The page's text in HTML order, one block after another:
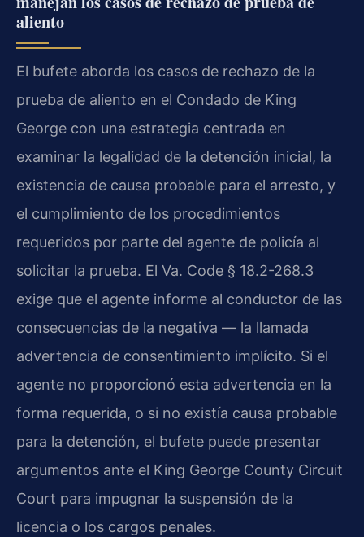
aliento
El bufete aborda los casos de rechazo de la
prueba de aliento en el Condado de King
George con una estrategia centrada en
examinar la legalidad de la detención inicial, la
existencia de causa probable para el arresto, y
el cumplimiento de los procedimientos
requeridos por parte del agente de policía al
solicitar la prueba. El Va. Code § 18.2-268.3
exige que el agente informe al conductor de las
consecuencias de la negativa — la llamada
advertencia de consentimiento implícito. Si el
agente no proporcionó esta advertencia en la
forma requerida, o si no existía causa probable
para la detención, el bufete puede presentar
argumentos ante el King George County Circuit
Court para impugnar la suspensión de la
licencia o los cargos penales.